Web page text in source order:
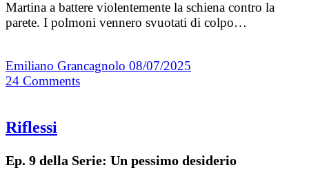
Martina a battere violentemente la schiena contro la
parete. I polmoni vennero svuotati di colpo…
Emiliano Grancagnolo 08/07/2025
24 Comments
Riflessi
Ep. 9 della Serie: Un pessimo desiderio